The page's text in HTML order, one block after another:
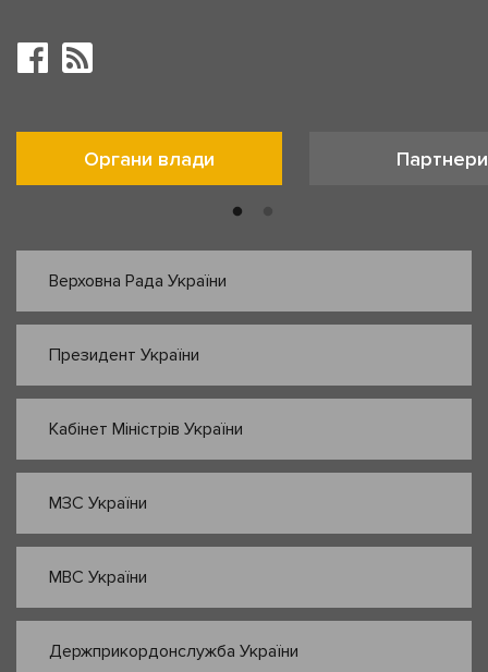
Органи влади Партнери
Верховна Рада України
Президент України
Кабінет Міністрів України
МЗС України
МВС України
Держприкордонслужба України